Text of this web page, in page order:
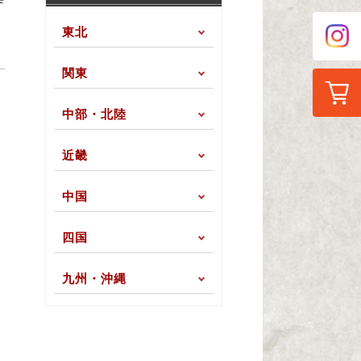
東北
関東
中部・北陸
近畿
中国
四国
九州・沖縄